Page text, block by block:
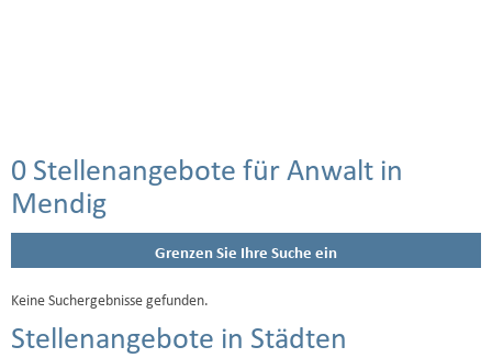
0 Stellenangebote für Anwalt in
Mendig
Grenzen Sie Ihre Suche ein
Keine Suchergebnisse gefunden.
Stellenangebote in Städten